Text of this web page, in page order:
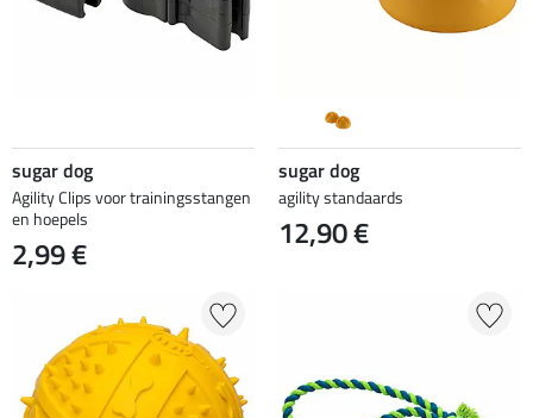
sugar dog
Agility Clips voor trainingsstangen
en hoepels
2,99 €
sugar dog
agility standaards
12,90 €